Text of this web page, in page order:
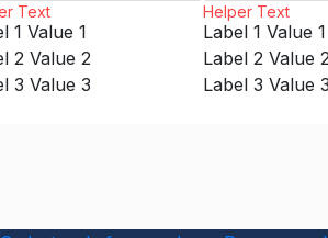
Text
1 Value 1
2 Value 2
3 Value 3
Helper Text
Label 1 Value 1
Label 2 Value 2
Label 3 Value 3